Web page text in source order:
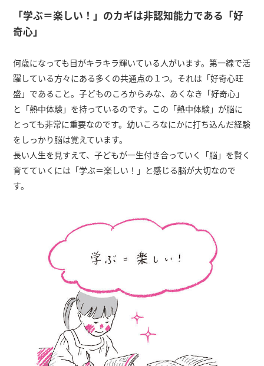
「学ぶ＝楽しい！」のカギは非認知能力である「好
奇心」
何歳になっても目がキラキラ輝いている人がいます。第一線で活
躍している方々にある多くの共通点の１つ。それは「好奇心旺
盛」であること。子どものころからみな、あくなき「好奇心」
と「熱中体験」を持っているのです。この「熱中体験」が脳に
とっても非常に重要なのです。幼いころなにかに打ち込んだ経験
をしっかり脳は覚えています。
長い人生を見すえて、子どもが一生付き合っていく「脳」を賢く
育てていくには「学ぶ＝楽しい！」と感じる脳が大切なので
す。